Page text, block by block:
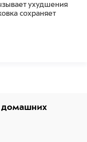
ухудшения
сохраняет
влаги 7%.
кг.Регуляторы
мг/кг.
домашних